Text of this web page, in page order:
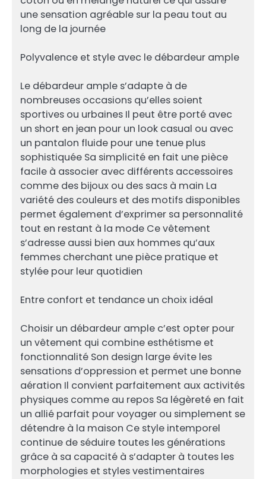
une sensation agréable sur la peau tout au
long de la journée
Polyvalence et style avec le débardeur ample
Le débardeur ample s’adapte à de
nombreuses occasions qu’elles soient
sportives ou urbaines Il peut être porté avec
un short en jean pour un look casual ou avec
un pantalon fluide pour une tenue plus
sophistiquée Sa simplicité en fait une pièce
facile à associer avec différents accessoires
comme des bijoux ou des sacs à main La
variété des couleurs et des motifs disponibles
permet également d’exprimer sa personnalité
tout en restant à la mode Ce vêtement
s’adresse aussi bien aux hommes qu’aux
femmes cherchant une pièce pratique et
stylée pour leur quotidien
Entre confort et tendance un choix idéal
Choisir un débardeur ample c’est opter pour
un vêtement qui combine esthétisme et
fonctionnalité Son design large évite les
sensations d’oppression et permet une bonne
aération Il convient parfaitement aux activités
physiques comme au repos Sa légèreté en fait
un allié parfait pour voyager ou simplement se
détendre à la maison Ce style intemporel
continue de séduire toutes les générations
grâce à sa capacité à s’adapter à toutes les
morphologies et styles vestimentaires